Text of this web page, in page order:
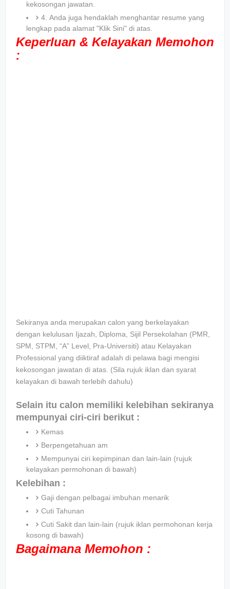
kekosongan jawatan.
4. Anda juga hendaklah menghantar resume yang
lengkap pada alamat "Klik Sini" di atas.
Keperluan & Kelayakan Memohon
:
Sekiranya anda merupakan calon yang berkelayakan
dengan kelulusan Ijazah, Diploma, Sijil Persekolahan (PMR,
SPM, STPM, “A” Level, Pra-Universiti) atau Kelayakan
Professional yang diiktiraf adalah di pelawa bagi mengisi
kekosongan jawatan di atas. (Sila rujuk iklan dan syarat
kelayakan di bawah terlebih dahulu)
Selain itu calon memiliki kelebihan sekiranya
mempunyai ciri-ciri berikut :
Kemas
Berpengetahuan am
Mempunyai ciri kepimpinan dan lain-lain (rujuk
kelayakan permohonan di bawah)
Kelebihan :
Gaji dengan pelbagai imbuhan menarik
Cuti Tahunan
Cuti Sakit dan lain-lain (rujuk iklan permohonan kerja
kosong di bawah)
Bagaimana Memohon :